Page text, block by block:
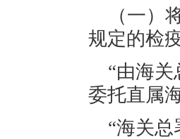
（一）
规定的检
“由海
委托直属
“海关